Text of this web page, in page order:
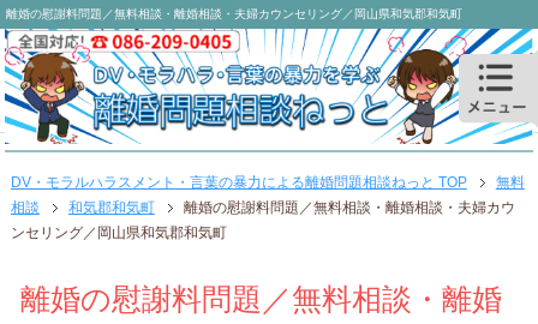
離婚の慰謝料問題／無料相談・離婚相談・夫婦カウンセリング／岡山県和気郡和気町
DV・モラルハラスメント・言葉の暴力による離婚問題相談ねっと TOP
無料
相談
和気郡和気町
離婚の慰謝料問題／無料相談・離婚相談・夫婦カウ
ンセリング／岡山県和気郡和気町
離婚の慰謝料問題／無料相談・離婚